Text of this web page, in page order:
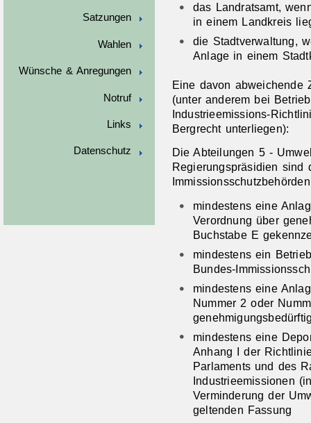
Satzungen
Wahlen
Wünsche & Anregungen
Notruf
Links
Datenschutz
das Landratsamt,
in einem Landkreis
die Stadtverwaltung,
Anlage in einem
Eine davon abweichende
(unter anderem bei
Industrieemissions-
Bergrecht unterliegen):
Die Abteilungen 5 -
Regierungspräsidien sind
mindestens eine
Verordnung über
Buchstabe E
mindestens ein
Bundes-
mindestens eine
Nummer 2 oder
mindestens eine
Anhang I der
Parlaments und des
Industrieemissionen
Verminderung der
geltenden Fassung